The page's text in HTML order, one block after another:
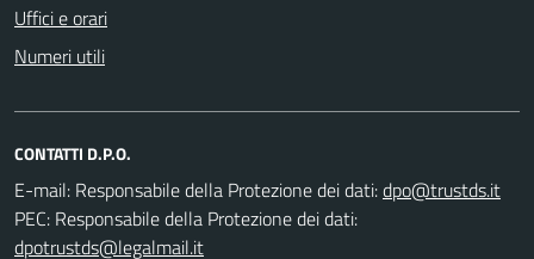
Uffici e orari
Numeri utili
CONTATTI D.P.O.
E-mail: Responsabile della Protezione dei dati:
PEC: Responsabile della Protezione dei dati: